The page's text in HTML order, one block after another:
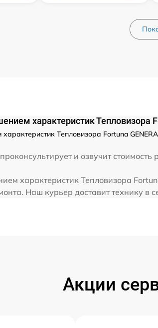
характеристик Тепловизора
Тепловизора Fortuna
и озвучит
характеристик Тепловизора
Наш курьер доставит технику в
Акции